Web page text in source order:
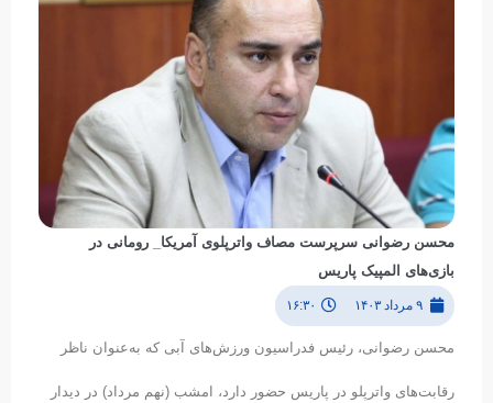
محسن رضوانی سرپرست مصاف واترپلوی آمریکا_ رومانی در
بازی‌های المپیک پاریس
۹ مرداد ۱۴۰۳ ۱۶:۳۰
محسن رضوانی، رئیس فدراسیون ورزش‌های آبی که به‌عنوان ناظر
رقابت‌های واترپلو در پاریس حضور دارد، امشب (نهم مرداد) در دیدار